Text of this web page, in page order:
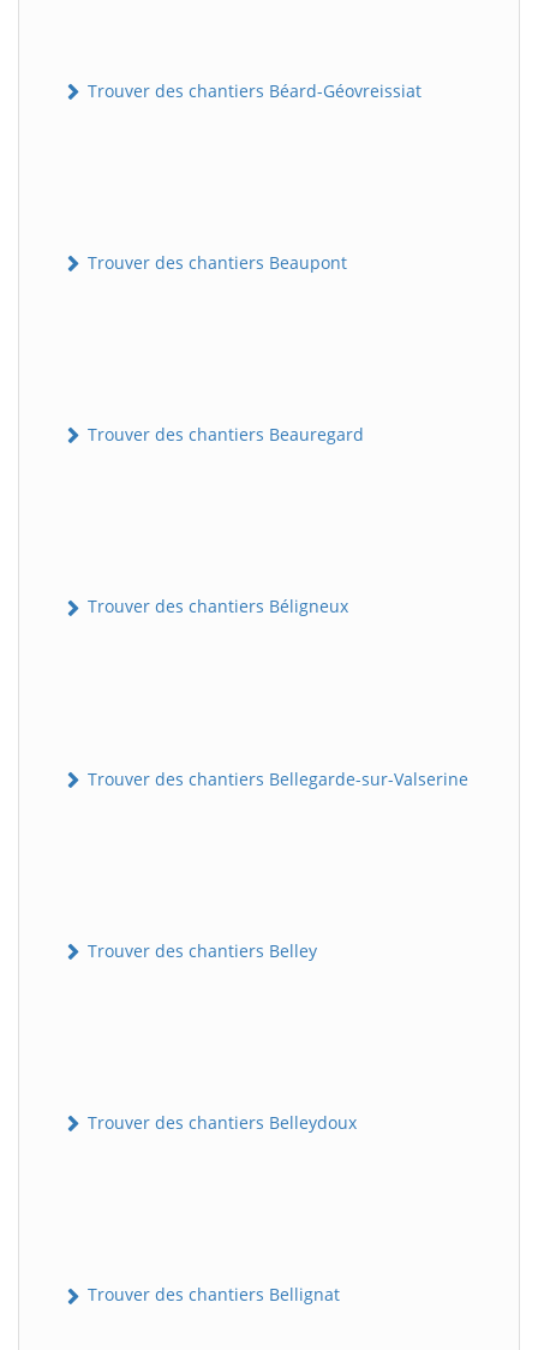
Trouver des chantiers Béard-Géovreissiat
Trouver des chantiers Beaupont
Trouver des chantiers Beauregard
Trouver des chantiers Béligneux
Trouver des chantiers Bellegarde-sur-Valserine
Trouver des chantiers Belley
Trouver des chantiers Belleydoux
Trouver des chantiers Bellignat